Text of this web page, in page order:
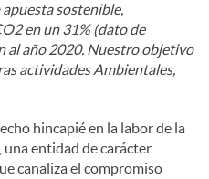
sostenible,
en un 31% (dato de
al año 2020. Nuestro objetivo
actividades Ambientales,
hincapié en la labor de la
una entidad de carácter
canaliza el compromiso